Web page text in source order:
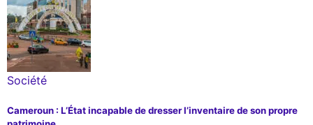
Société
Cameroun : L’État incapable de dresser l’inventaire de son propre